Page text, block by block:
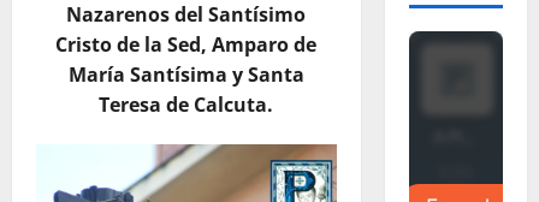
Nazarenos del Santísimo
Cristo de la Sed, Amparo de
María Santísima y Santa
Teresa de Calcuta.